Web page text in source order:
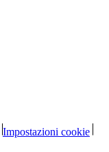
Impostazioni cookie